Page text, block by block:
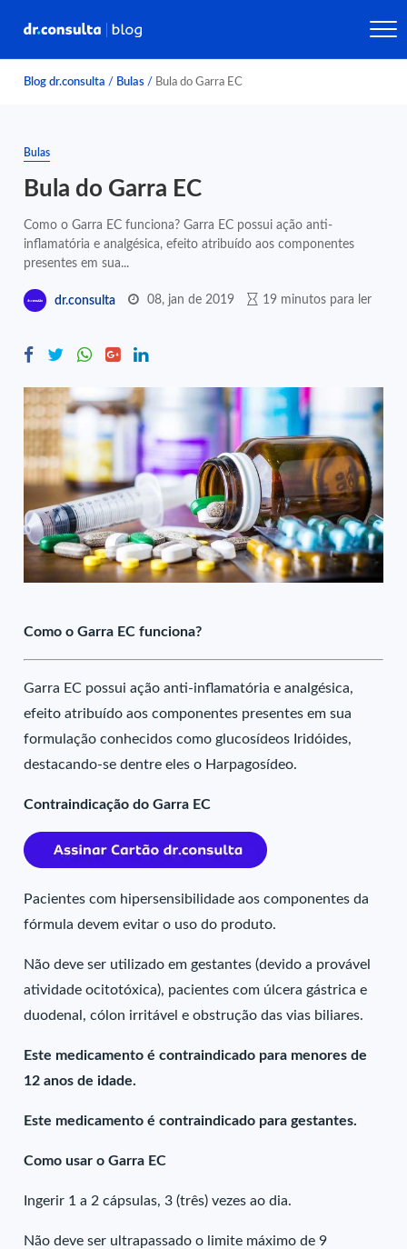
Blog dr.consulta / Bulas / Bula do Garra EC
Bulas
Bula do Garra EC
Como o Garra EC funciona? Garra EC possui ação anti-
inflamatória e analgésica, efeito atribuído aos componentes
presentes em sua...
dr.consulta 08, jan de 2019 19 minutos para ler
Como o Garra EC funciona?
Garra EC possui ação anti-inflamatória e analgésica,
efeito atribuído aos componentes presentes em sua
formulação conhecidos como glucosídeos Iridóides,
destacando-se dentre eles o Harpagosídeo.
Contraindicação do Garra EC
Pacientes com hipersensibilidade aos componentes da
fórmula devem evitar o uso do produto.
Não deve ser utilizado em gestantes (devido a provável
atividade ocitotóxica), pacientes com úlcera gástrica e
duodenal, cólon irritável e obstrução das vias biliares.
Este medicamento é contraindicado para menores de
12 anos de idade.
Este medicamento é contraindicado para gestantes.
Como usar o Garra EC
Ingerir 1 a 2 cápsulas, 3 (três) vezes ao dia.
Não deve ser ultrapassado o limite máximo de 9